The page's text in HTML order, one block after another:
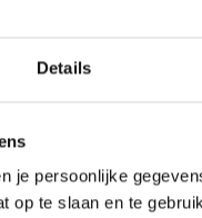
Details
je persoonlijke
op te slaan en te